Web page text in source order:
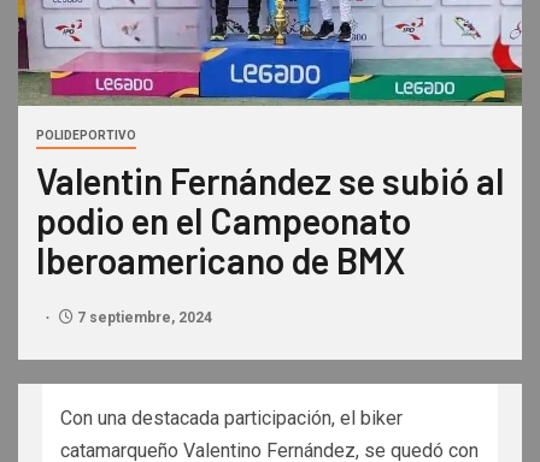
POLIDEPORTIVO
Valentin Fernández se subió al
podio en el Campeonato
Iberoamericano de BMX
7 septiembre, 2024
Con una destacada participación, el biker
catamarqueño Valentino Fernández, se quedó con